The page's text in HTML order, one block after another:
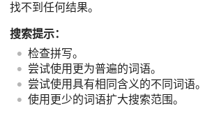
找不到任何结果。
搜索提示：
检查拼写。
尝试使用更为普遍的词语。
尝试使用具有相同含义的不同词语。
使用更少的词语扩大搜索范围。